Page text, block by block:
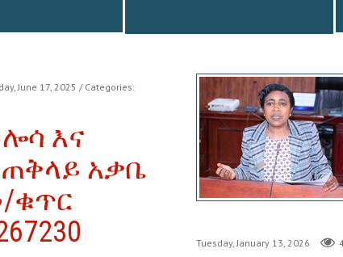
June 17, 2025 / Categories:
እና
አቃቤ
ቁጥር
Tuesday, January 13, 2026